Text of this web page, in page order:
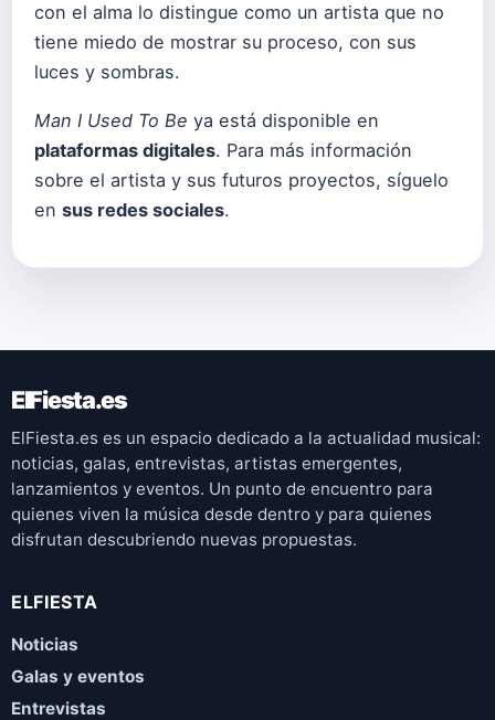
con el alma lo distingue como un artista que no
tiene miedo de mostrar su proceso, con sus
luces y sombras.
Man I Used To Be ya está disponible en
plataformas digitales. Para más información
sobre el artista y sus futuros proyectos, síguelo
en sus redes sociales.
ElFiesta.es
ElFiesta.es es un espacio dedicado a la actualidad musical:
noticias, galas, entrevistas, artistas emergentes,
lanzamientos y eventos. Un punto de encuentro para
quienes viven la música desde dentro y para quienes
disfrutan descubriendo nuevas propuestas.
ELFIESTA
Noticias
Galas y eventos
Entrevistas